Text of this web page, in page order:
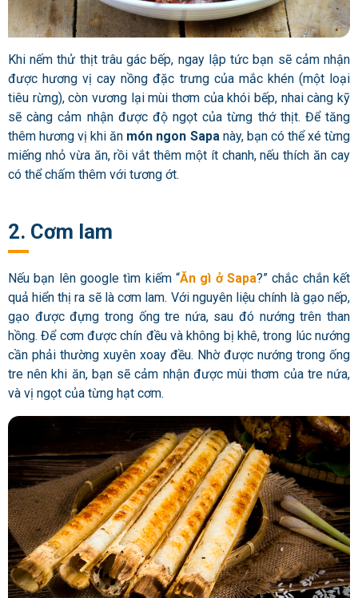
Khi nếm thử thịt trâu gác bếp, ngay lập tức bạn sẽ cảm nhận
được hương vị cay nồng đặc trưng của mắc khén (một loại
tiêu rừng), còn vương lại mùi thơm của khói bếp, nhai càng kỹ
sẽ càng cảm nhận được độ ngọt của từng thớ thịt. Để tăng
thêm hương vị khi ăn món ngon Sapanày, bạn có thể xé từng
miếng nhỏ vừa ăn, rồi vắt thêm một ít chanh, nếu thích ăn cay
có thể chấm thêm với tương ớt.
2. Cơm lam
Nếu bạn lên google tìm kiếm “Ăn gì ở Sapa?” chắc chắn kết
quả hiển thị ra sẽ là cơm lam. Với nguyên liệu chính là gạo nếp,
gạo được đựng trong ống tre nứa, sau đó nướng trên than
hồng. Để cơm được chín đều và không bị khê, trong lúc nướng
cần phải thường xuyên xoay đều. Nhờ được nướng trong ống
tre nên khi ăn, bạn sẽ cảm nhận được mùi thơm của tre nứa,
và vị ngọt của từng hạt cơm.